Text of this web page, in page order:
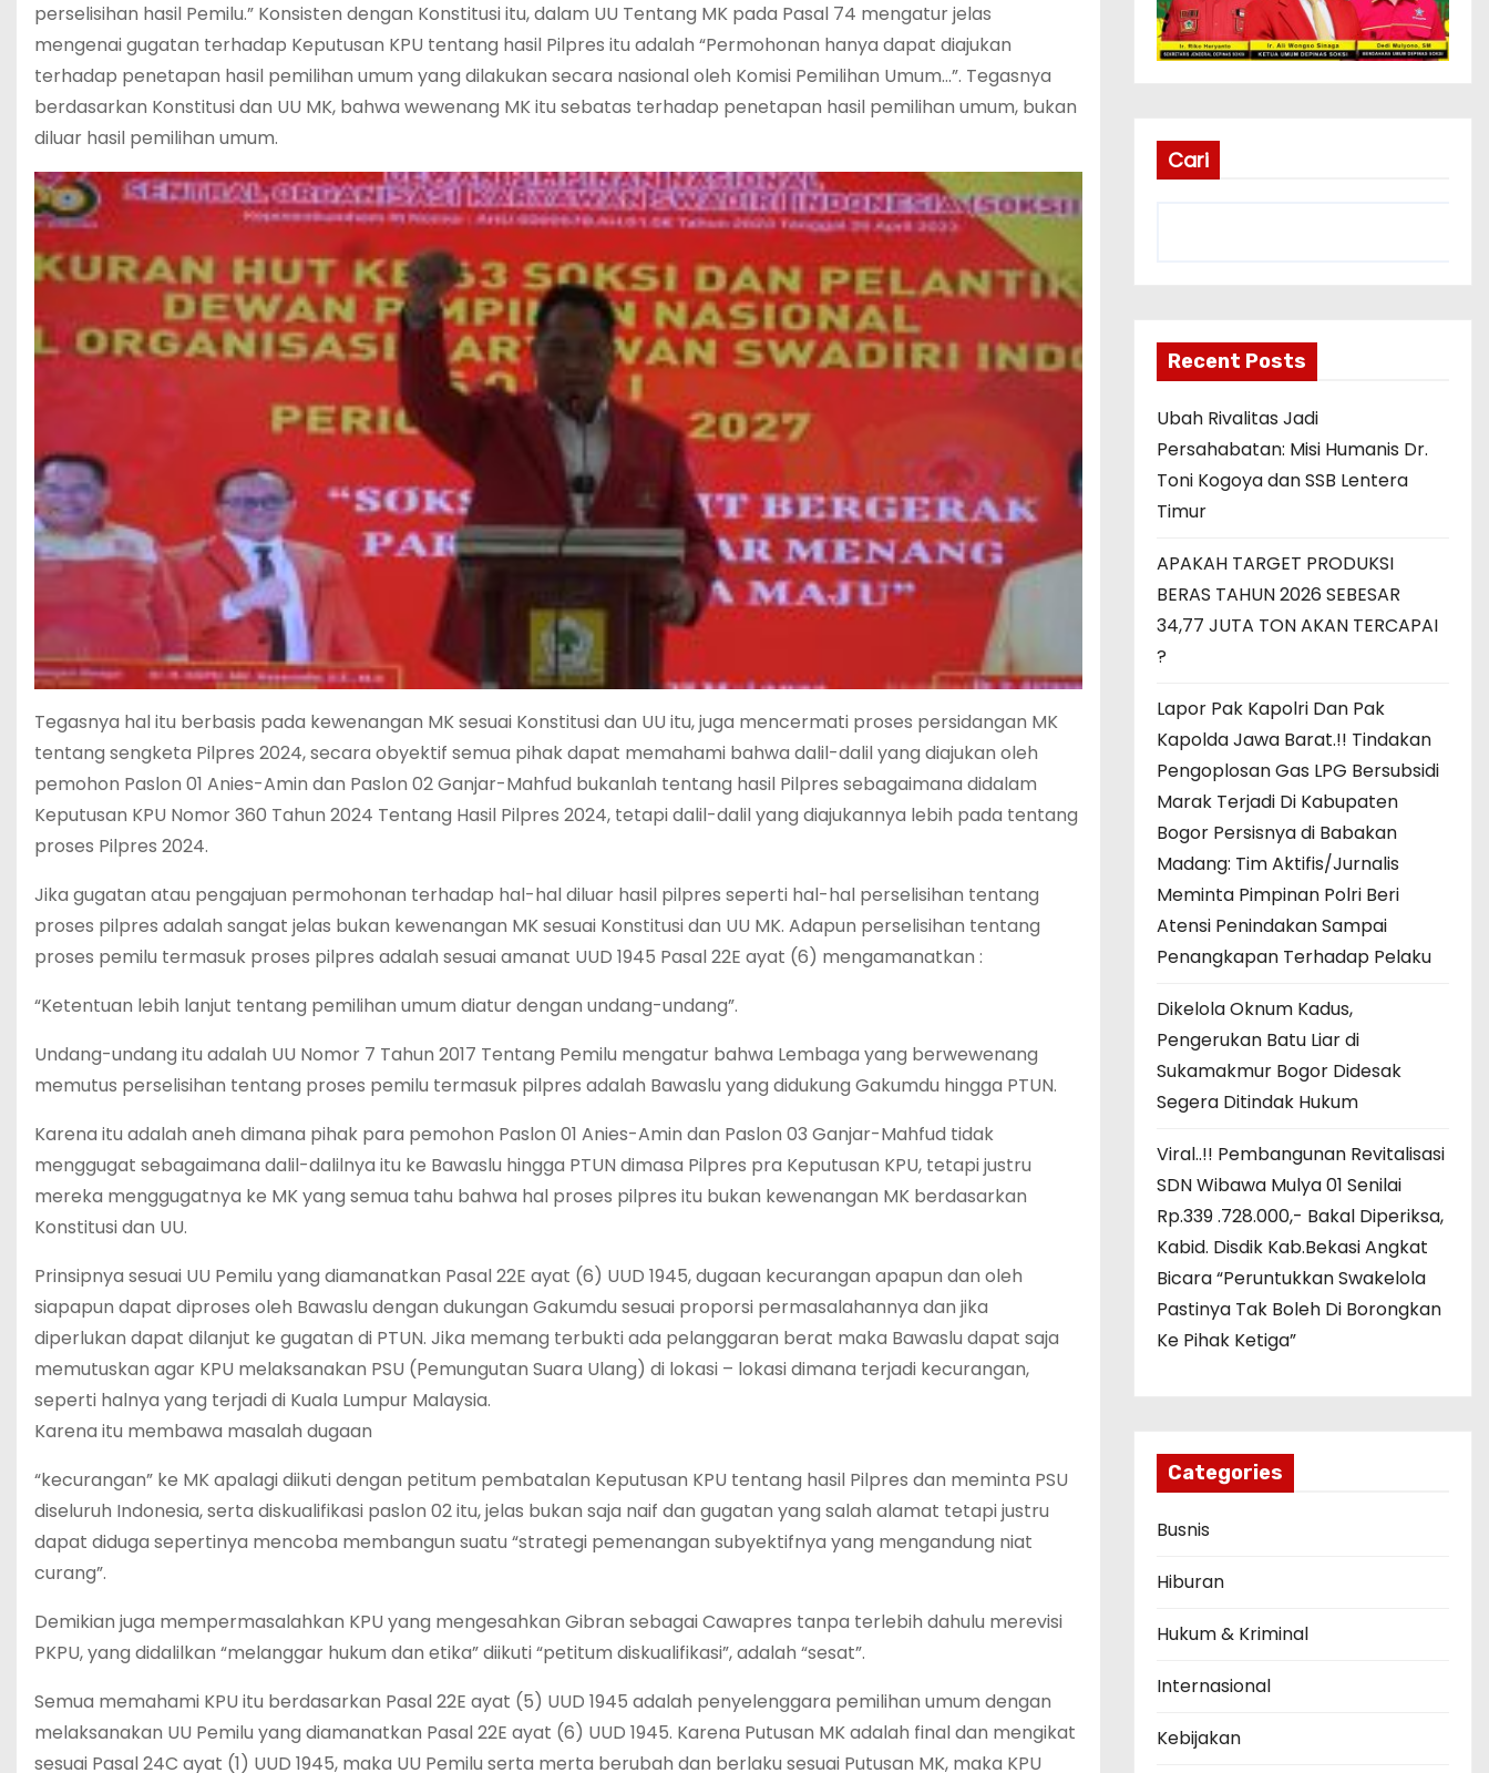
perselisihan hasil Pemilu.” Konsisten dengan Konstitusi itu, dalam UU Tentang MK pada Pasal 74 mengatur jelas
mengenai gugatan terhadap Keputusan KPU tentang hasil Pilpres itu adalah “Permohonan hanya dapat diajukan
terhadap penetapan hasil pemilihan umum yang dilakukan secara nasional oleh Komisi Pemilihan Umum…”. Tegasnya
berdasarkan Konstitusi dan UU MK, bahwa wewenang MK itu sebatas terhadap penetapan hasil pemilihan umum, bukan
diluar hasil pemilihan umum.
Tegasnya hal itu berbasis pada kewenangan MK sesuai Konstitusi dan UU itu, juga mencermati proses persidangan MK
tentang sengketa Pilpres 2024, secara obyektif semua pihak dapat memahami bahwa dalil-dalil yang diajukan oleh
pemohon Paslon 01 Anies-Amin dan Paslon 02 Ganjar-Mahfud bukanlah tentang hasil Pilpres sebagaimana didalam
Keputusan KPU Nomor 360 Tahun 2024 Tentang Hasil Pilpres 2024, tetapi dalil-dalil yang diajukannya lebih pada tentang
proses Pilpres 2024.
Jika gugatan atau pengajuan permohonan terhadap hal-hal diluar hasil pilpres seperti hal-hal perselisihan tentang
proses pilpres adalah sangat jelas bukan kewenangan MK sesuai Konstitusi dan UU MK. Adapun perselisihan tentang
proses pemilu termasuk proses pilpres adalah sesuai amanat UUD 1945 Pasal 22E ayat (6) mengamanatkan :
“Ketentuan lebih lanjut tentang pemilihan umum diatur dengan undang-undang”.
Undang-undang itu adalah UU Nomor 7 Tahun 2017 Tentang Pemilu mengatur bahwa Lembaga yang berwewenang
memutus perselisihan tentang proses pemilu termasuk pilpres adalah Bawaslu yang didukung Gakumdu hingga PTUN.
Karena itu adalah aneh dimana pihak para pemohon Paslon 01 Anies-Amin dan Paslon 03 Ganjar-Mahfud tidak
menggugat sebagaimana dalil-dalilnya itu ke Bawaslu hingga PTUN dimasa Pilpres pra Keputusan KPU, tetapi justru
mereka menggugatnya ke MK yang semua tahu bahwa hal proses pilpres itu bukan kewenangan MK berdasarkan
Konstitusi dan UU.
Prinsipnya sesuai UU Pemilu yang diamanatkan Pasal 22E ayat (6) UUD 1945, dugaan kecurangan apapun dan oleh
siapapun dapat diproses oleh Bawaslu dengan dukungan Gakumdu sesuai proporsi permasalahannya dan jika
diperlukan dapat dilanjut ke gugatan di PTUN. Jika memang terbukti ada pelanggaran berat maka Bawaslu dapat saja
memutuskan agar KPU melaksanakan PSU (Pemungutan Suara Ulang) di lokasi – lokasi dimana terjadi kecurangan,
seperti halnya yang terjadi di Kuala Lumpur Malaysia.
Karena itu membawa masalah dugaan
“kecurangan” ke MK apalagi diikuti dengan petitum pembatalan Keputusan KPU tentang hasil Pilpres dan meminta PSU
diseluruh Indonesia, serta diskualifikasi paslon 02 itu, jelas bukan saja naif dan gugatan yang salah alamat tetapi justru
dapat diduga sepertinya mencoba membangun suatu “strategi pemenangan subyektifnya yang mengandung niat
curang”.
Demikian juga mempermasalahkan KPU yang mengesahkan Gibran sebagai Cawapres tanpa terlebih dahulu merevisi
PKPU, yang didalilkan “melanggar hukum dan etika” diikuti “petitum diskualifikasi”, adalah “sesat”.
Semua memahami KPU itu berdasarkan Pasal 22E ayat (5) UUD 1945 adalah penyelenggara pemilihan umum dengan
melaksanakan UU Pemilu yang diamanatkan Pasal 22E ayat (6) UUD 1945. Karena Putusan MK adalah final dan mengikat
sesuai Pasal 24C ayat (1) UUD 1945, maka UU Pemilu serta merta berubah dan berlaku sesuai Putusan MK, maka KPU
Cari
Recent Posts
Ubah Rivalitas Jadi
Persahabatan: Misi Humanis Dr.
Toni Kogoya dan SSB Lentera
Timur
APAKAH TARGET PRODUKSI
BERAS TAHUN 2026 SEBESAR
34,77 JUTA TON AKAN TERCAPAI
?
Lapor Pak Kapolri Dan Pak
Kapolda Jawa Barat.!! Tindakan
Pengoplosan Gas LPG Bersubsidi
Marak Terjadi Di Kabupaten
Bogor Persisnya di Babakan
Madang: Tim Aktifis/Jurnalis
Meminta Pimpinan Polri Beri
Atensi Penindakan Sampai
Penangkapan Terhadap Pelaku
Dikelola Oknum Kadus,
Pengerukan Batu Liar di
Sukamakmur Bogor Didesak
Segera Ditindak Hukum
Viral..!! Pembangunan Revitalisasi
SDN Wibawa Mulya 01 Senilai
Rp.339 .728.000,- Bakal Diperiksa,
Kabid. Disdik Kab.Bekasi Angkat
Bicara “Peruntukkan Swakelola
Pastinya Tak Boleh Di Borongkan
Ke Pihak Ketiga”
Categories
Busnis
Hiburan
Hukum & Kriminal
Internasional
Kebijakan